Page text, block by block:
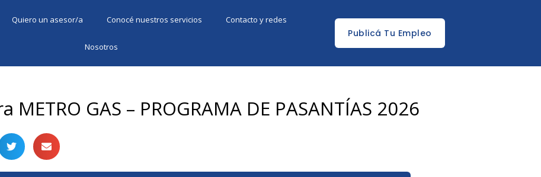
Quiero un asesor/a Conocé nuestros servicios Contacto y redes
Nosotros
Publicá Tu Empleo
METRO GAS – PROGRAMA DE PASANTÍAS 2026